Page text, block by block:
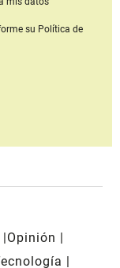
su Política de
Opinión